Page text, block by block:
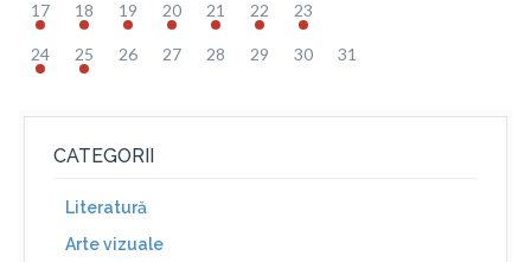
17 18 19 20 21 22 23
24 25 26 27 28 29 30 31
CATEGORII
Literatură
Arte vizuale